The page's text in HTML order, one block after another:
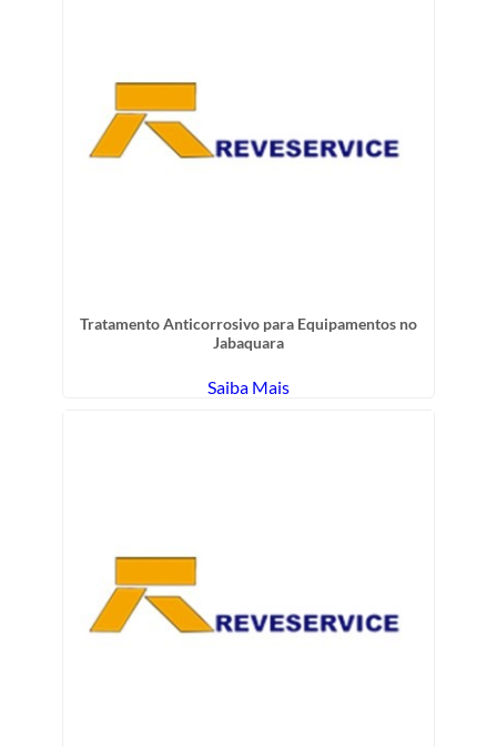
Tratamento Anticorrosivo para Equipamentos no
Jabaquara
Saiba Mais